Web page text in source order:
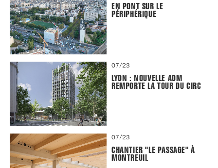
EN PONT SUR LE
PÉRIPHÉRIQUE
07/23
LYON : NOUVELLE AOM
REMPORTE LA TOUR DU CIRC
07/23
CHANTIER "LE PASSAGE" À
MONTREUIL